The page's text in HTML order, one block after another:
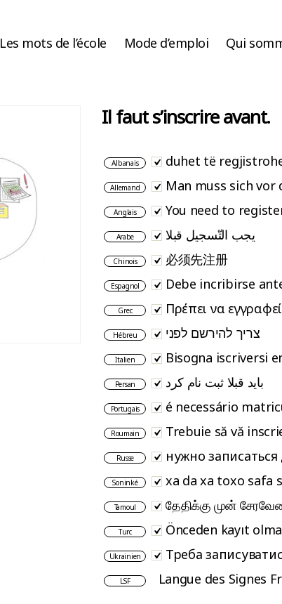
Les mots de l’école Mode d’emploi Qui
Il faut s’inscrire avant.
Albanais duhet të
Allemand Man muss sich vor
Anglais You need to
Arabe يجب التّسجيل قبلا
Chinois 必须先注册
Espagnol Debe incribirse
Grec Πρέπει να
Hébreu צריך להירשם לפני
Italien Bisogna iscriversi
Persan باید قبلا ثبت نام کرد
Portugais é necessário
Roumain Trebuie să vă
Russe нужно
Soninké xa da xa toxo safa
Tamoul தேதிக்கு முன்
Turc Önceden kayıt
Ukrainien Треба
LSF Langue des Signes